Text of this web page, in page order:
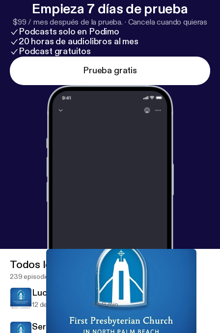
Empieza 7 días de prueba
$99 / mes después de la prueba. · Cancela cuando quieras
Podcasts solo en Podimo
20 horas de audiolibros al mes
Podcast gratuitos
Prueba gratis
Todos los episodios
239 episodios
Lucky's Thursday Class March 12, 2020
12 de mar de 2020 1 h 9 min
Sermon March 8, 2020